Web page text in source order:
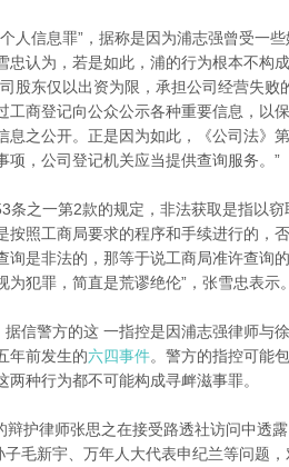
人信息罪”，据称是因为浦志强曾受一
忠认为，若是如此，浦的行为根本不构
股东仅以出资为限，承担公司经营失
工商登记向公众公示各种重要信息，以
息之公开。正是因为如此，《公司法》
项，公司登记机关应当提供查询服务。”
条之一第2款的规定，非法获取是指以
按照工商局要求的程序和手续进行的，
询是非法的，那等于说工商局准许查询
为犯罪，简直是荒谬绝伦”，张雪忠表示。
据信警方的这 一指控是因浦志强律师与
年前发生的六四事件。警方的指控可能
两种行为都不可能构成寻衅滋事罪。
辩护律师张思之在接受路透社访问中透
子毛新宇、万年人大代表申纪兰等问题